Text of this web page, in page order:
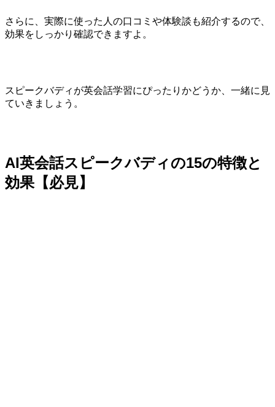
さらに、実際に使った人の口コミや体験談も紹介するので、
効果をしっかり確認できますよ。
スピークバディが英会話学習にぴったりかどうか、一緒に見
ていきましょう。
AI英会話スピークバディの15の特徴と
効果【必見】